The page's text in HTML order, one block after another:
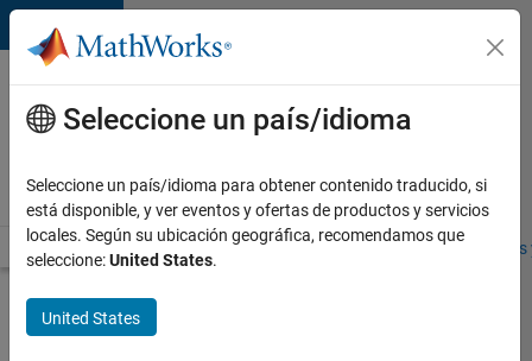
Saltar al contenido
Ofertas
de
empleo
MathWorks
Visión general Búsqueda de empleo Oficinas locales
Enviar
solicitud
Seleccione un país/idioma
Seleccione un país/idioma para obtener contenido traducido, si
está disponible, y ver eventos y ofertas de productos y servicios
locales. Según su ubicación geográfica, recomendamos que
seleccione:United States.
United States